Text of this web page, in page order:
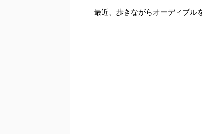
最近、歩きながらオーディブル